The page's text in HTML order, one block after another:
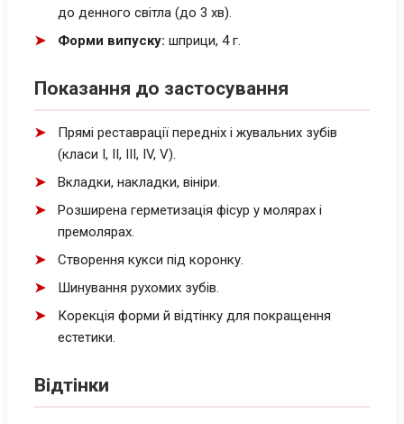
до денного світла (до 3 хв).
Форми випуску: шприци, 4 г.
Показання до застосування
Прямі реставрації передніх і жувальних зубів
(класи I, II, III, IV, V).
Вкладки, накладки, вініри.
Розширена герметизація фісур у молярах і
премолярах.
Створення кукси під коронку.
Шинування рухомих зубів.
Корекція форми й відтінку для покращення
естетики.
Відтінки